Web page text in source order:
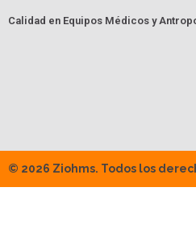
Calidad en Equipos Médicos y
© 2026 Ziohms. Todos los